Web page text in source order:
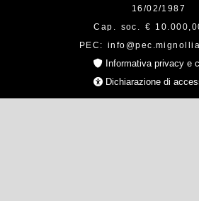
16/02/1987
Cap. soc. €
PEC:
Informativa privacy e
Dichiarazione di